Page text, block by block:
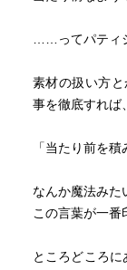
……ってパティ
素材の扱い方
事を徹底すれば
「当たり前を
なんか魔法みた
この言葉が一番
ところどころ